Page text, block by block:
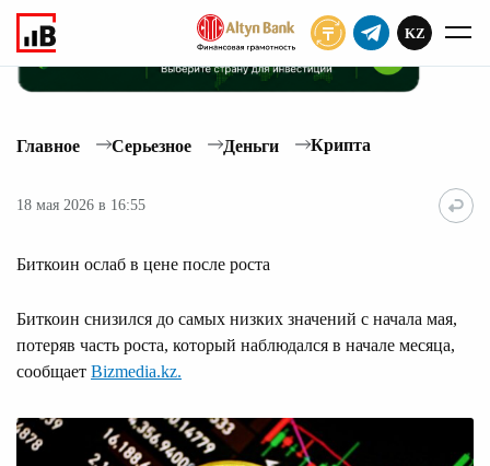
KZ
Главное Серьезное Деньги Крипта
18 мая 2026 в 16:55
Биткоин ослаб в цене после роста
Биткоин снизился до самых низких значений с начала мая,
потеряв часть роста, который наблюдался в начале месяца,
сообщает Bizmedia.kz.